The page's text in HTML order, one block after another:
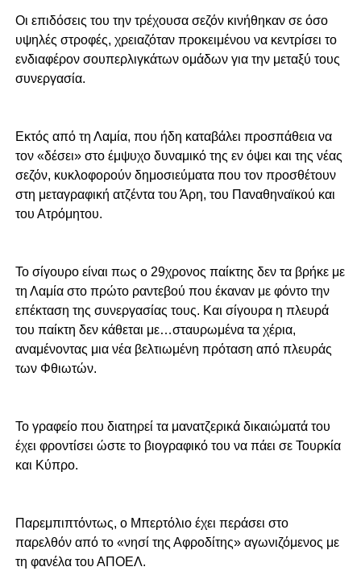
Οι επιδόσεις του την τρέχουσα σεζόν κινήθηκαν σε όσο
υψηλές στροφές, χρειαζόταν προκειμένου να κεντρίσει το
ενδιαφέρον σουπερλιγκάτων ομάδων για την μεταξύ τους
συνεργασία.
Εκτός από τη Λαμία, που ήδη καταβάλει προσπάθεια να
τον «δέσει» στο έμψυχο δυναμικό της εν όψει και της νέας
σεζόν, κυκλοφορούν δημοσιεύματα που τον προσθέτουν
στη μεταγραφική ατζέντα του Άρη, του Παναθηναϊκού και
του Ατρόμητου.
Το σίγουρο είναι πως ο 29χρονος παίκτης δεν τα βρήκε με
τη Λαμία στο πρώτο ραντεβού που έκαναν με φόντο την
επέκταση της συνεργασίας τους. Και σίγουρα η πλευρά
του παίκτη δεν κάθεται με…σταυρωμένα τα χέρια,
αναμένοντας μια νέα βελτιωμένη πρόταση από πλευράς
των Φθιωτών.
Το γραφείο που διατηρεί τα μανατζερικά δικαιώματά του
έχει φροντίσει ώστε το βιογραφικό του να πάει σε Τουρκία
και Κύπρο.
Παρεμπιπτόντως, ο Μπερτόλιο έχει περάσει στο
παρελθόν από το «νησί της Αφροδίτης» αγωνιζόμενος με
τη φανέλα του ΑΠΟΕΛ.